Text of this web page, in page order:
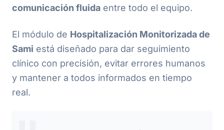
comunicación fluida entre todo el equipo.
El módulo de Hospitalización Monitorizada de
Sami está diseñado para dar seguimiento
clínico con precisión, evitar errores humanos
y mantener a todos informados en tiempo
real.